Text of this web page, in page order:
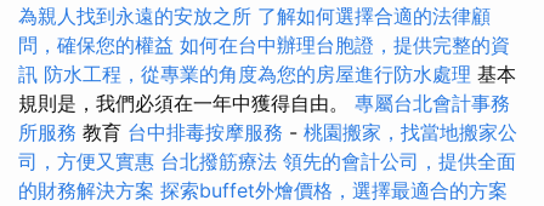
為親人找到永遠的安放之所 了解如何選擇合適的法律顧
問，確保您的權益 如何在台中辦理台胞證，提供完整的資
訊 防水工程，從專業的角度為您的房屋進行防水處理 基本
規則是，我們必須在一年中獲得自由。 專屬台北會計事務
所服務 教育 台中排毒按摩服務 - 桃園搬家，找當地搬家公
司，方便又實惠 台北撥筋療法 領先的會計公司，提供全面
的財務解決方案 探索buffet外燴價格，選擇最適合的方案